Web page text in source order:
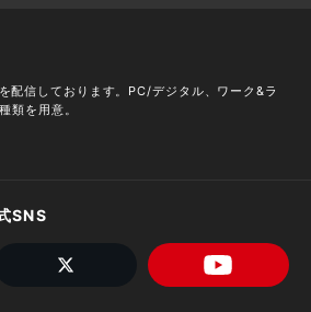
配信しております。PC/デジタル、ワーク&ラ
類を用意。
SNS